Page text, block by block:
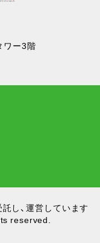
ワー3階
し、運営しています
reserved.